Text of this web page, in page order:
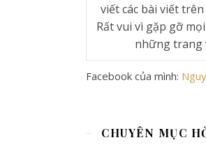
viết các bài viết
Rất vui vì gặp gỡ
những trang
Facebook của mình:
CHUYÊN MỤC